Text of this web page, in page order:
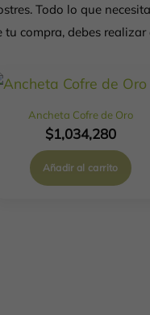
Todo lo que
tu compra, debes
Ancheta Cofre de Oro
$1,034,280
Añadir al carrito